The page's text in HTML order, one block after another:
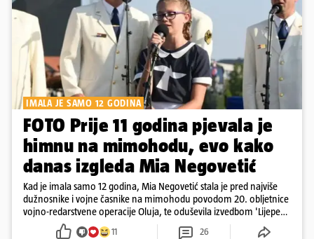
IMALA JE SAMO 12 GODINA
FOTO Prije 11 godina pjevala je
himnu na mimohodu, evo kako
danas izgleda Mia Negovetić
Kad je imala samo 12 godina, Mia Negovetić stala je pred najviše
dužnosnike i vojne časnike na mimohodu povodom 20. obljetnice
vojno-redarstvene operacije Oluja, te oduševila izvedbom 'Lijepe
11 26